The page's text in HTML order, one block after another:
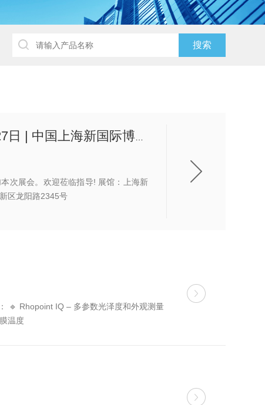
欢迎莅临指导! 展馆：上海新
：E3.G14 地址：上海浦东新区龙阳路2345号
🔹 Rhopoint IQ – 多参数光泽度和外观测量
温度